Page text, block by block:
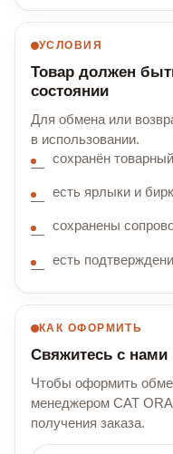
УСЛОВИЯ
Товар должен
состоянии
Для обмена или
в использовании.
сохранён
есть ярлыки и
сохранены
есть
КАК ОФОРМИТЬ
Свяжитесь с нами
Чтобы оформить
менеджером CAT
получения заказа.